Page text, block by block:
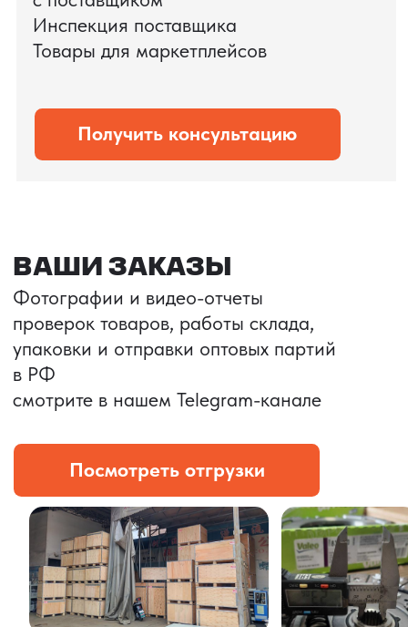
Портативные колонки
Условия: Тираж 3100 шт.
Колонка с шнуром
зарядным, без коробки
и ложемента (эвы).
Магнитная зарядка 3в1.
15w.
Комплект: устройство +
провод Type C.
КОНТРОЛЬ КАЧЕСТВА
Проверка по ТЗ включает:
— измерения размеров
— визуальный осмотр
— маркировку